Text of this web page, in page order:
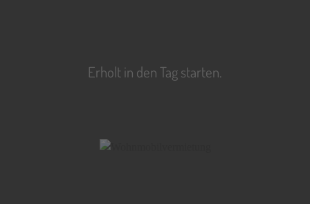
Erholt in den Tag starten.